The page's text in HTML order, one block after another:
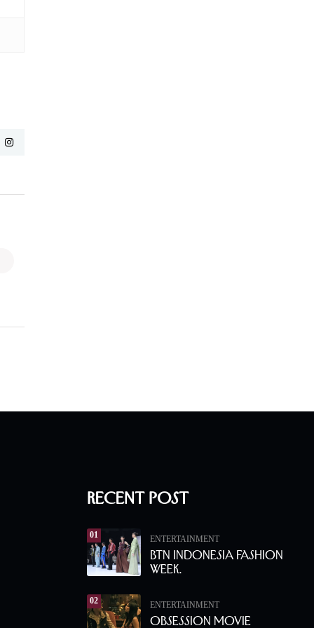
Recent Post
01 ENTERTAINMENT
BTN Indonesia Fashion
Week.
02 ENTERTAINMENT
Obsession Movie